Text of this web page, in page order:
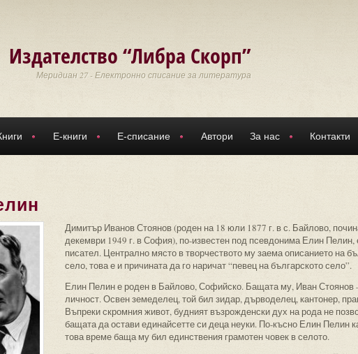
Издателство “Либра Скорп”
Меридиан 27 - Електронно списание за литература
Е-книги Е-списание Автори За нас Контакти
Димитър Иванов Стоянов (роден на 18 юли 1877 г. в с. Байлово,
декември 1949 г. в София), по-известен под псевдонима Елин Пелин,
писател. Централно място в творчеството му заема описанието на
село, това е и причината да го наричат “певец на българското село”.
Елин Пелин е роден в Байлово, Софийско. Бащата му, Иван Стоянов
личност. Освен земеделец, той бил зидар, дърводелец, кантонер,
Въпреки скромния живот, будният възрожденски дух на рода не
бащата да остави единайсетте си деца неуки. По-късно Елин Пелин
това време баща му бил единствения грамотен човек в селото.